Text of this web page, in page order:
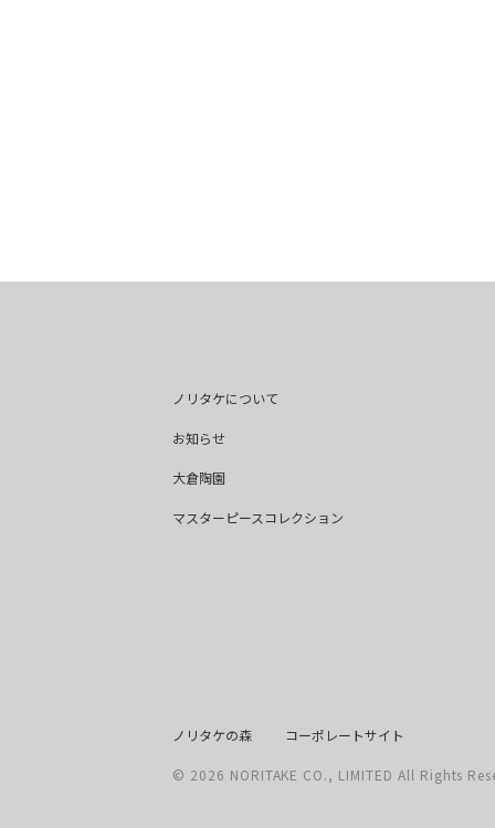
ノリタケについて
お知らせ
大倉陶園
マスターピースコレクション
ノリタケの森 コーポレートサイト
© 2026 NORITAKE CO., LIMITED All Rights